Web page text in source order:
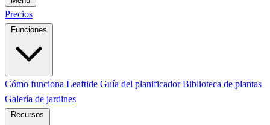
Precios
Funciones
Cómo funciona Leaftide Guía del planificadorBiblioteca de plantas
Galería de jardines
Recursos